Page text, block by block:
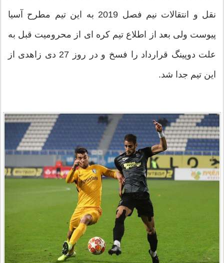
نقل و انتقالات نیم فصل 2019 به این تیم مطرح آسیا
پیوست ولی بعد از اطلاع تیم کره ای از محرومیت قبل به
علت دوپینگ قرارداد را فسخ و در روز 27 دی زاهدی از
این تیم جدا شد.